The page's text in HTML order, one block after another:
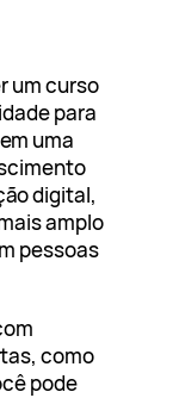
um curso
para
uma
digital,
amplo
pessoas
como
pode